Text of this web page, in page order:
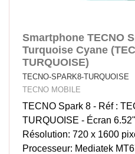
Smartphone TECNO
Turquoise Cyane
TURQUOISE)
TECNO-SPARK8-TURQUOISE
TECNO MOBILE
TECNO Spark 8 - Réf :
TURQUOISE - Écran
Résolution: 720 x 1600
Processeur: Mediatek